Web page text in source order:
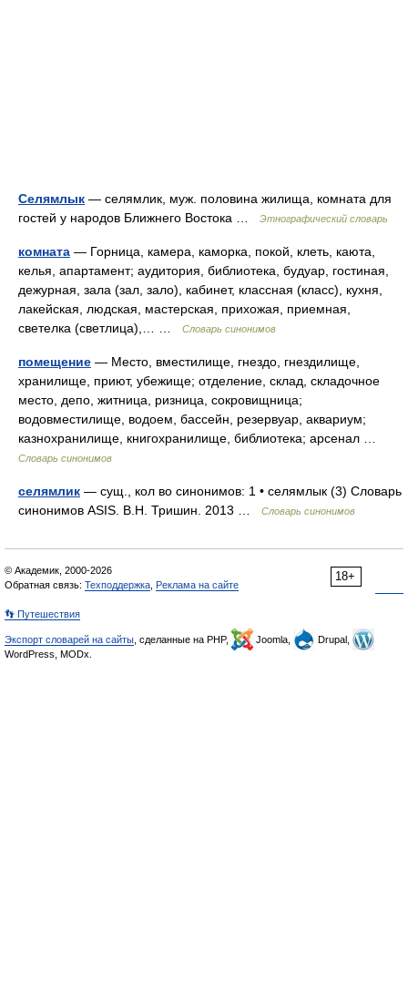
Селямлык — селямлик, муж. половина жилища, комната для
гостей у народов Ближнего Востока …
Этнографический словарь
комната — Горница, камера, каморка, покой, клеть, каюта,
келья, апартамент; аудитория, библиотека, будуар, гостиная,
дежурная, зала (зал, зало), кабинет, классная (класс), кухня,
лакейская, людская, мастерская, прихожая, приемная,
светелка (светлица),… …
Словарь синонимов
помещение — Место, вместилище, гнездо, гнездилище,
хранилище, приют, убежище; отделение, склад, складочное
место, депо, житница, ризница, сокровищница;
водовместилище, водоем, бассейн, резервуар, аквариум;
казнохранилище, книгохранилище, библиотека; арсенал …
Словарь синонимов
селямлик — сущ., кол во синонимов: 1 • селямлык (3) Словарь
синонимов ASIS. В.Н. Тришин. 2013 …
Словарь синонимов
18+
© Академик, 2000-2026
Обратная связь: Техподдержка Реклама на сайте
👣 Путешествия
Экспорт словарей на сайты , сделанные на PHP, Joomla,
Drupal,
WordPress, MODx.